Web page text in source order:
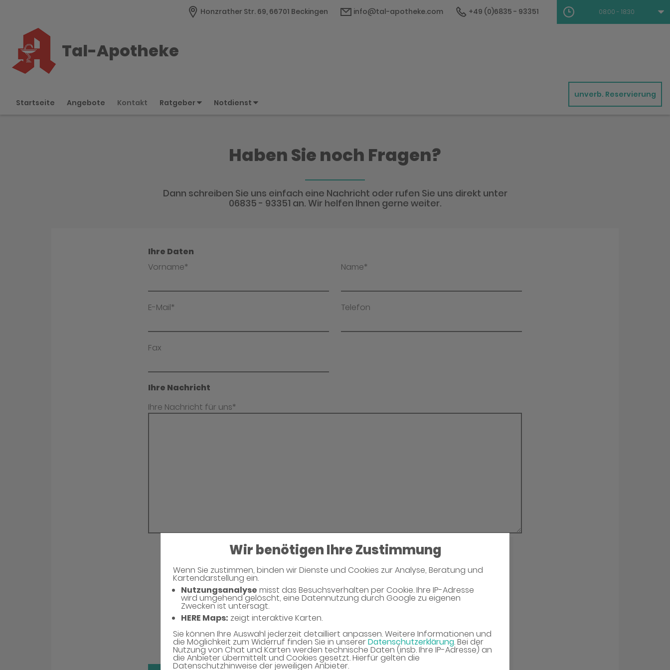
Wir benötigen Ihre Zustimmung
Wenn Sie zustimmen, binden wir Dienste und Cookies zur Analyse, Beratung und
Kartendarstellung ein.
Nutzungsanalyse misst das Besuchsverhalten per Cookie. Ihre IP-Adresse
wird umgehend gelöscht, eine Datennutzung durch Google zu eigenen
Zwecken ist untersagt.
HERE Maps: zeigt interaktive Karten.
Sie können Ihre Auswahl jederzeit detailliert anpassen. Weitere Informationen und
die Möglichkeit zum Widerruf finden Sie in unsererDatenschutzerklärung. Bei der
Nutzung von Chat und Karten werden technische Daten (insb. Ihre IP-Adresse) an
die Anbieter übermittelt und Cookies gesetzt. Hierfür gelten die
Datenschutzhinweise der jeweiligen Anbieter.
Honzrather Str. 69, 66701 Beckingen info@tal-apotheke.com +49 (0)6835 - 93351 08:00 - 18:30
Tal-Apotheke
Startseite Angebote Kontakt Ratgeber Notdienst
unverb. Reservierung
Haben Sie noch Fragen?
Dann schreiben Sie uns einfach eine Nachricht oder rufen Sie uns direkt unter
06835 - 93351 an. Wir helfen Ihnen gerne weiter.
Ihre Daten
Vorname*
Name*
E-Mail* Telefon
Fax
Ihre Nachricht
Ihre Nachricht für uns*
Neues Captcha Generieren
Bitte geben Sie den Captcha Text ein
Captcha*